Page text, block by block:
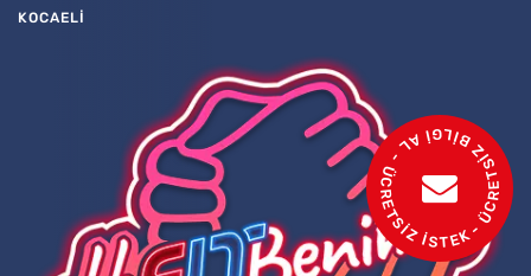
KOCAELİ
- ÜCRETSİZ BİLGİ AL - ÜCRETSİZ İSTEK